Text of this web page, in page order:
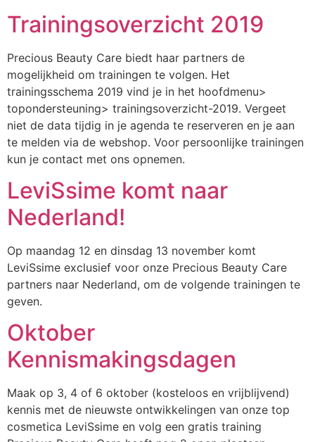
Trainingsoverzicht 2019
Precious Beauty Care biedt haar partners de
mogelijkheid om trainingen te volgen. Het
trainingsschema 2019 vind je in het hoofdmenu>
topondersteuning> trainingsoverzicht-2019. Vergeet
niet de data tijdig in je agenda te reserveren en je aan
te melden via de webshop. Voor persoonlijke trainingen
kun je contact met ons opnemen.
LeviSsime komt naar
Nederland!
Op maandag 12 en dinsdag 13 november komt
LeviSsime exclusief voor onze Precious Beauty Care
partners naar Nederland, om de volgende trainingen te
geven.
Oktober
Kennismakingsdagen
Maak op 3, 4 of 6 oktober (kosteloos en vrijblijvend)
kennis met de nieuwste ontwikkelingen van onze top
cosmetica LeviSsime en volg een gratis training